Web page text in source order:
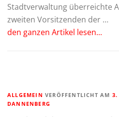
Stadtverwaltung überreichte
zweiten Vorsitzenden der …
den ganzen Artikel lesen...
ALLGEMEIN VERÖFFENTLICHT AM 3.
DANNENBERG